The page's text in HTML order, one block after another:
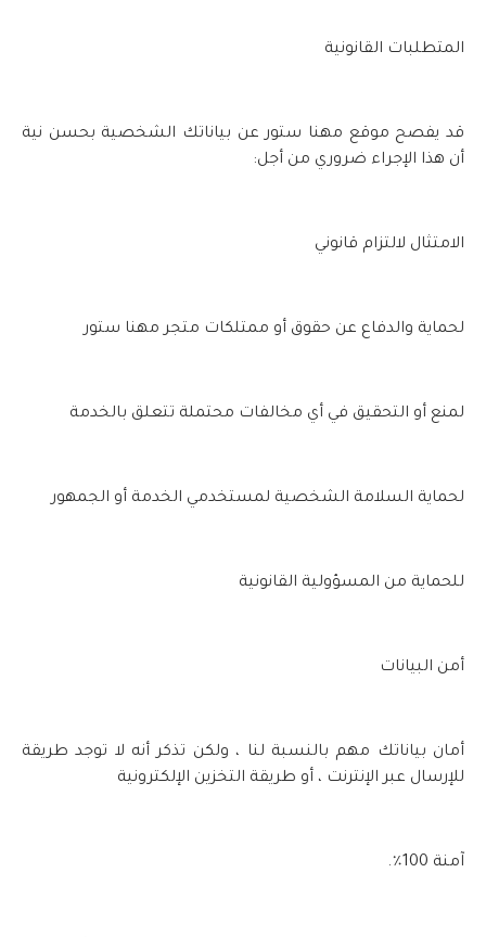
المتطلبات القانونية
قد يفصح موقع مهنا ستور عن بياناتك الشخصية بحسن نية
أن هذا الإجراء ضروري من أجل:
الامتثال لالتزام قانوني
لحماية والدفاع عن حقوق أو ممتلكات متجر مهنا ستور
لمنع أو التحقيق في أي مخالفات محتملة تتعلق بالخدمة
لحماية السلامة الشخصية لمستخدمي الخدمة أو الجمهور
للحماية من المسؤولية القانونية
أمن البيانات
أمان بياناتك مهم بالنسبة لنا ، ولكن تذكر أنه لا توجد طريقة
للإرسال عبر الإنترنت ، أو طريقة التخزين الإلكترونية
آمنة 100٪.